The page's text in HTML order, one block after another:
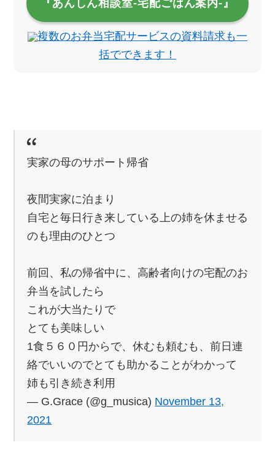
『あんしん相談室‐宅配ごはん案内‐』
複数のお弁当宅配サービスの資料請求も一
括でできます！
実家の母のサポート帰省
夜間実家に泊まり
自宅と毎日行き来している上の姉を休ませる
のも理由のひとつ
前回、私の帰省中に、高齢者向けの宅配のお
弁当を試したら
これが大当たりで
とても美味しい
1食５６０円からで、休むも頼むも、前日連
絡でいいのでとても助かることがわかって
姉も引き続き利用
— G.Grace (@g_musica) November 13,
2021